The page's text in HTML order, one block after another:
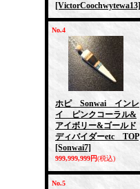
[VictorCoochwytewa13]
No.4
ホピ Sonwai インレ
イ ピンクコーラル&
アイボリー&ゴールド
ディバイダーetc TOP
[Sonwai7]
999,999,999円(税込)
No.5